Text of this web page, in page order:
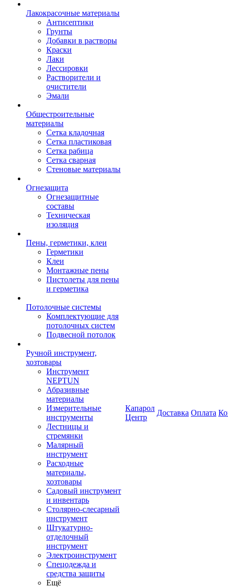
Лакокрасочные материалы
Антисептики
Грунты
Добавки в растворы
Краски
Лаки
Лессировки
Растворители и
очистители
Эмали
Общестроительные
материалы
Сетка кладочная
Сетка пластиковая
Сетка рабица
Сетка сварная
Стеновые материалы
Огнезащита
Огнезащитные
составы
Техническая
изоляция
Пены, герметики, клеи
Герметики
Клеи
Монтажные пены
Пистолеты для пены
и герметика
Потолочные системы
Комплектующие для
потолочных систем
Подвесной потолок
Ручной инструмент,
хозтовары
Инструмент
NEPTUN
Абразивные
материалы
Измерительные
инструменты
Лестницы и
стремянки
Малярный
инструмент
Расходные
материалы,
хозтовары
Садовый инструмент
и инвентарь
Столярно-слесарный
инструмент
Штукатурно-
отделочный
инструмент
Электроинструмент
Спецодежда и
средства защиты
Ещё
Капарол
Центр
Доставка Оплата